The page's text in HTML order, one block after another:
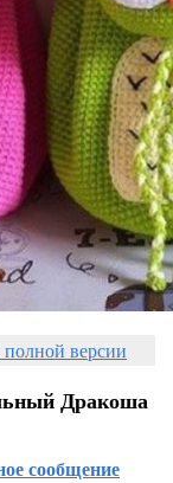
полной версии
Дракоша
сообщение